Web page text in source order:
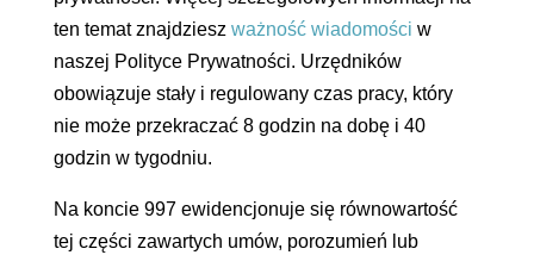
ten temat znajdziesz ważność wiadomości w
naszej Polityce Prywatności. Urzędników
obowiązuje stały i regulowany czas pracy, który
nie może przekraczać 8 godzin na dobę i 40
godzin w tygodniu.
Na koncie 997 ewidencjonuje się równowartość
tej części zawartych umów, porozumień lub